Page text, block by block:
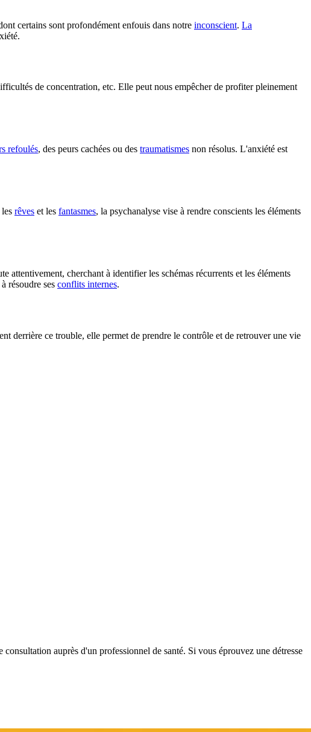
certains sont profondément enfouis dans notre inconscient. La
de concentration, etc. Elle peut nous empêcher de profiter pleinement
refoulés, des peurs cachées ou des traumatismes non résolus. L'anxiété est
rêves et les fantasmes, la psychanalyse vise à rendre conscients les éléments
attentivement, cherchant à identifier les schémas récurrents et les éléments
résoudre ses conflits internes.
derrière ce trouble, elle permet de prendre le contrôle et de retrouver une vie
auprès d'un professionnel de santé. Si vous éprouvez une détresse